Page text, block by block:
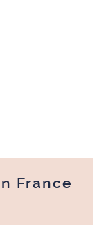
France